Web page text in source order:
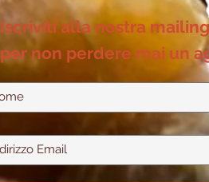
Iscriviti alla nostra
per non perdere mai un